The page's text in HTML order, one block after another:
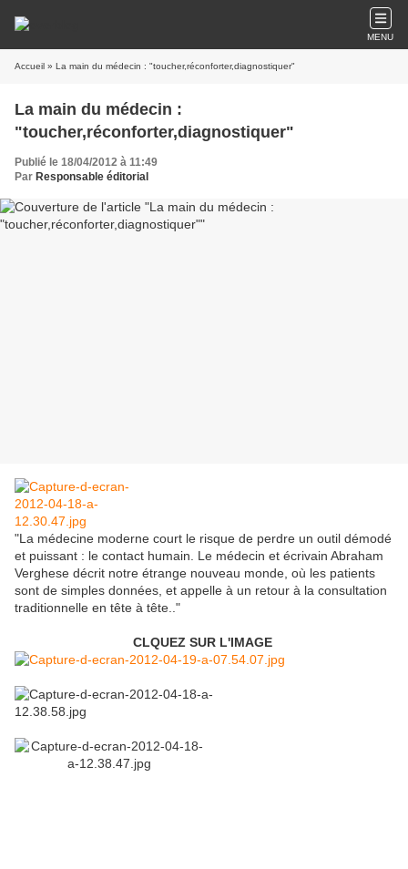
MENU
Accueil » La main du médecin : "toucher,réconforter,diagnostiquer"
La main du médecin :
"toucher,réconforter,diagnostiquer"
Publié le 18/04/2012 à 11:49
Par Responsable éditorial
"La médecine moderne court le risque de perdre un outil démodé
et puissant : le contact humain. Le médecin et écrivain Abraham
Verghese décrit notre étrange nouveau monde, où les patients
sont de simples données, et appelle à un retour à la consultation
traditionnelle en tête à tête.."
CLQUEZ SUR L'IMAGE